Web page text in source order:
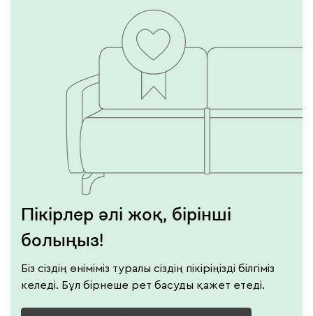
Пікірлер әлі жоқ, бірінші
болыңыз!
Біз сіздің өніміміз туралы сіздің пікіріңізді білгіміз
келеді. Бұл бірнеше рет басуды қажет етеді.